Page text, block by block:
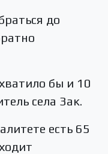
до
бы и 10
села Зак.
есть 65